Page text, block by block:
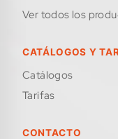
Ver todos los
CATÁLOGOS Y
Catálogos
Tarifas
CONTACTO